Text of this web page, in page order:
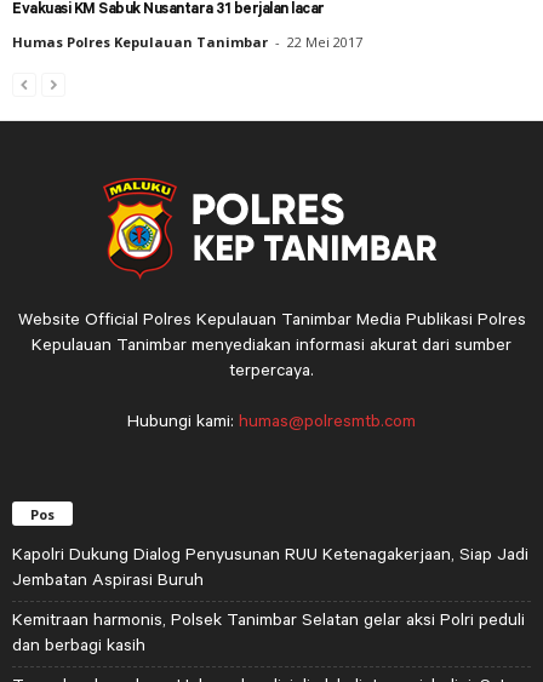
Evakuasi KM Sabuk Nusantara 31 berjalan lacar
Humas Polres Kepulauan Tanimbar - 22 Mei 2017
Website Official Polres Kepulauan Tanimbar Media Publikasi Polres
Kepulauan Tanimbar menyediakan informasi akurat dari sumber
terpercaya.
Hubungi kami: humas@polresmtb.com
Pos
Kapolri Dukung Dialog Penyusunan RUU Ketenagakerjaan, Siap Jadi
Jembatan Aspirasi Buruh
Kemitraan harmonis, Polsek Tanimbar Selatan gelar aksi Polri peduli
dan berbagi kasih